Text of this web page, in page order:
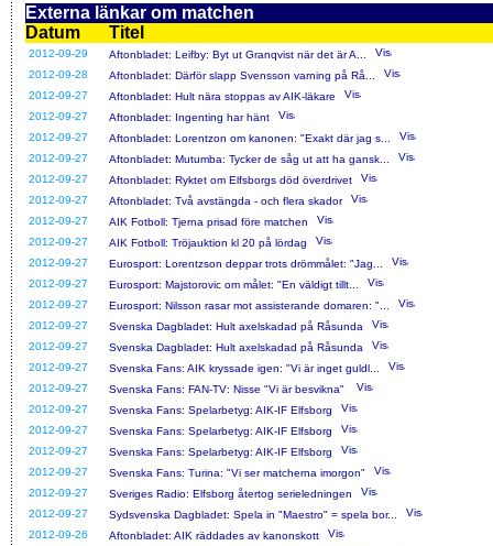
Externa länkar om matchen
Datum
Titel
2012-09-29
Aftonbladet: Leifby: Byt ut Granqvist när det är A...
2012-09-28
Aftonbladet: Därför slapp Svensson varning på Rå...
2012-09-27
Aftonbladet: Hult nära stoppas av AIK-läkare
2012-09-27
Aftonbladet: Ingenting har hänt
2012-09-27
Aftonbladet: Lorentzon om kanonen: "Exakt där jag s...
2012-09-27
Aftonbladet: Mutumba: Tycker de såg ut att ha gansk...
2012-09-27
Aftonbladet: Ryktet om Elfsborgs död överdrivet
2012-09-27
Aftonbladet: Två avstängda - och flera skador
2012-09-27
AIK Fotboll: Tjerna prisad före matchen
2012-09-27
AIK Fotboll: Tröjauktion kl 20 på lördag
2012-09-27
Eurosport: Lorentzson deppar trots drömmålet: "Jag...
2012-09-27
Eurosport: Majstorovic om målet: "En väldigt tillt...
2012-09-27
Eurosport: Nilsson rasar mot assisterande domaren: "...
2012-09-27
Svenska Dagbladet: Hult axelskadad på Råsunda
2012-09-27
Svenska Dagbladet: Hult axelskadad på Råsunda
2012-09-27
Svenska Fans: AIK kryssade igen: "Vi är inget guldl...
2012-09-27
Svenska Fans: FAN-TV: Nisse "Vi är besvikna"
2012-09-27
Svenska Fans: Spelarbetyg: AIK-IF Elfsborg
2012-09-27
Svenska Fans: Spelarbetyg: AIK-IF Elfsborg
2012-09-27
Svenska Fans: Spelarbetyg: AIK-IF Elfsborg
2012-09-27
Svenska Fans: Turina: "Vi ser matcherna imorgon"
2012-09-27
Sveriges Radio: Elfsborg återtog serieledningen
2012-09-27
Sydsvenska Dagbladet: Spela in "Maestro" = spela bor...
2012-09-26
Aftonbladet: AIK räddades av kanonskott